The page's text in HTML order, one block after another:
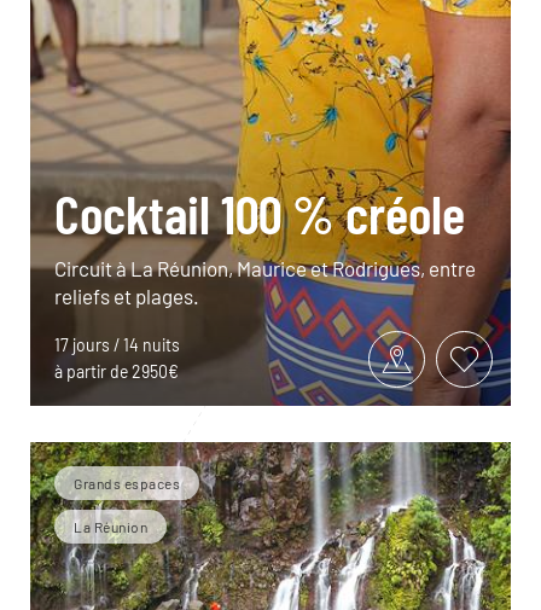
Cocktail 100 % créole
Circuit à La Réunion, Maurice et Rodrigues, entre
reliefs et plages.
17 jours / 14 nuits
à partir de 2950€
Grands espaces
La Réunion